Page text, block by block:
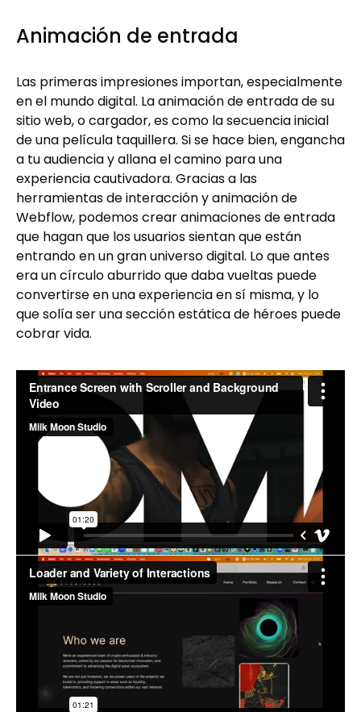
Animación de entrada
Las primeras impresiones importan, especialmente
en el mundo digital. La animación de entrada de su
sitio web, o cargador, es como la secuencia inicial
de una película taquillera. Si se hace bien, engancha
a tu audiencia y allana el camino para una
experiencia cautivadora. Gracias a las
herramientas de interacción y animación de
Webflow, podemos crear animaciones de entrada
que hagan que los usuarios sientan que están
entrando en un gran universo digital. Lo que antes
era un círculo aburrido que daba vueltas puede
convertirse en una experiencia en sí misma, y lo
que solía ser una sección estática de héroes puede
cobrar vida.